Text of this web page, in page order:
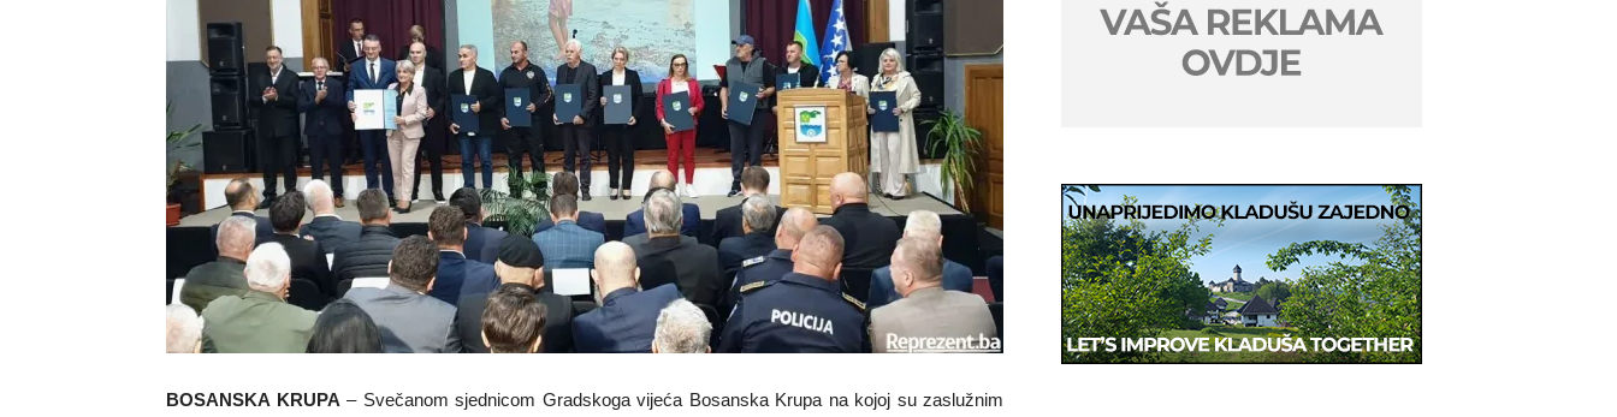
BOSANSKA KRUPA – Svečanom sjednicom Gradskoga vijeća Bosanska Krupa na kojoj su zaslužnim